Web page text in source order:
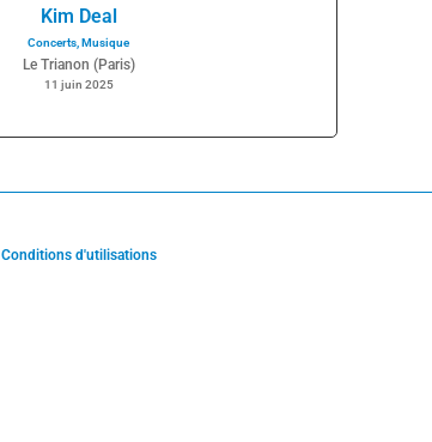
Kim Deal
Concerts, Musique
Le Trianon (Paris)
11 juin 2025
Conditions d'utilisations